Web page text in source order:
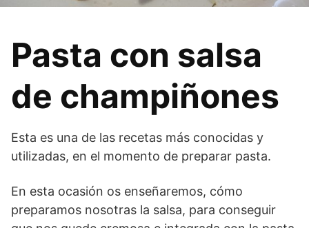
Pasta con salsa
de champiñones
Esta es una de las recetas más conocidas y
utilizadas, en el momento de preparar pasta.
En esta ocasión os enseñaremos, cómo
preparamos nosotras la salsa, para conseguir